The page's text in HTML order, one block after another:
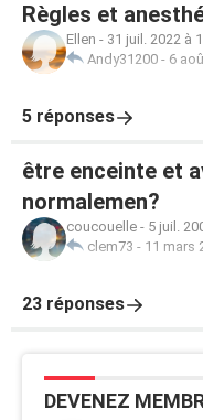
Règles et
Ellen - 31 juil. 2022 à
Andy31200 - 6
5 réponses
être enceinte et
normalemen?
coucouelle - 5 juil.
clem73 - 11 mars
23 réponses
DEVENEZ